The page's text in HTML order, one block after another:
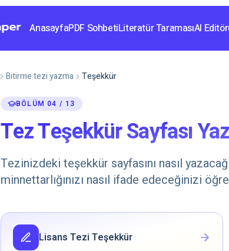
AnasayfaPDF SohbetiLiteratür TaramasıAI
Bitirme tezi yazma Teşekkür
BÖLÜM 04 / 13
Tez Teşekkür Sayfası
Tezinizdeki teşekkür sayfasını nasıl
minnettarlığınızı nasıl ifade edeceğinizi
Lisans Tezi Teşekkür